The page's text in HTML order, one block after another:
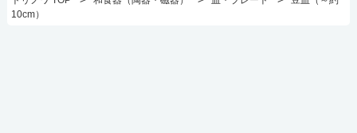
10cm）